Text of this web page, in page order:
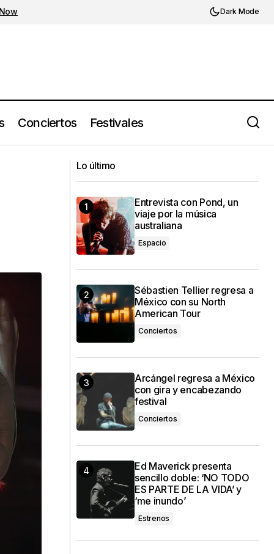
Dark Mode
Conciertos Festivales
Vultures (2023) en Miami
Lo último
Entrevista con Pond, un
viaje por la música
australiana
Espacio
Sébastien Tellier regresa a
México con su North
American Tour
Conciertos
Arcángel regresa a México
con gira y encabezando
festival
Conciertos
Ed Maverick presenta
sencillo doble: ‘NO TODO
ES PARTE DE LA VIDA’ y
‘me inundo’
Estrenos